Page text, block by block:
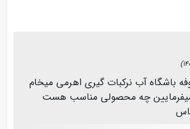
باشگاه آب نرکبات گیری اهرمی میخام
میفرمایین چه محصولی مناسب هست